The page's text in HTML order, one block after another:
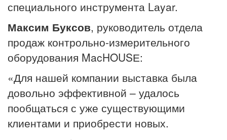
специального инструмента Lаyar.
Максим Буксов, руководитель отдела
продаж контрольно-измерительного
оборудования MacHOUSЕ:
«Для нашей компании выставка была
довольно эффективной – удалось
пообщаться с уже существующими
клиентами и приобрести новых.